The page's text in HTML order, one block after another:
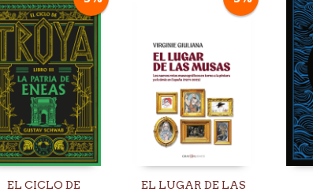
EL CICLO DE
EL LUGAR DE LAS